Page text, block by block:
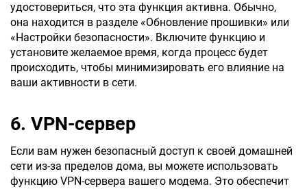
удостовериться, что эта функция активна. Обычно,
она находится в разделе «Обновление прошивки» или
«Настройки безопасности». Включите функцию и
установите желаемое время, когда процесс будет
происходить, чтобы минимизировать его влияние на
ваши активности в сети.
6. VPN-сервер
Если вам нужен безопасный доступ к своей домашней
сети из-за пределов дома, вы можете использовать
функцию VPN-сервера вашего модема. Это обеспечит